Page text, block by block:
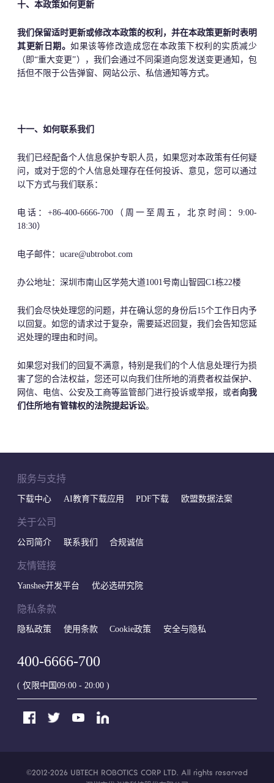
十、本政策如何更新
我们保留适时更新或修改本政策的权利，并在本政策更新时表明
其更新日期。如果该等修改造成您在本政策下权利的实质减少
（即“重大变更”），我们会通过不同渠道向您发送变更通知，包
括但不限于公告弹窗、网站公示、私信通知等方式。
十一、如何联系我们
我们已经配备个人信息保护专职人员，如果您对本政策有任何疑
问，或对于您的个人信息处理存在任何投诉、意见，您可以通过
以下方式与我们联系：
电话：+86-400-6666-700（周一至周五，北京时间：9:00-
18:30）
电子邮件：ucare@ubtrobot.com
办公地址：深圳市南山区学苑大道1001号南山智园C1栋22楼
我们会尽快处理您的问题，并在确认您的身份后15个工作日内予
以回复。如您的请求过于复杂，需要延迟回复，我们会告知您延
迟处理的理由和时间。
如果您对我们的回复不满意，特别是我们的个人信息处理行为损
害了您的合法权益，您还可以向我们住所地的消费者权益保护、
网信、电信、公安及工商等监管部门进行投诉或举报，或者 向我
们住所地有管辖权的法院提起诉讼。
服务与支持
下载中心 AI教育下载应用 PDF下载 欧盟数据法案
关于公司
公司简介 联系我们 合规诚信
友情链接
Yanshee开发平台 优必选研究院
隐私条款
隐私政策 使用条款 Cookie政策 安全与隐私
400-6666-700
( 仅限中国09:00 - 20:00 )
©2012-2026 UBTECH ROBOTICS CORP LTD . All rights reserved